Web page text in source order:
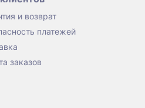
и возврат
платежей
заказов